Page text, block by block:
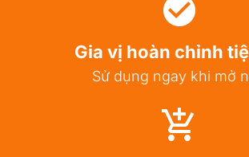
Gia vị hoàn chỉnh
Sử dụng ngay khi mở